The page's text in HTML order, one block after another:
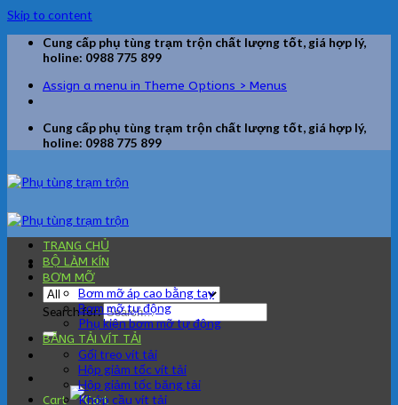
Skip to content
Cung cấp phụ tùng trạm trộn chất lượng tốt, giá hợp lý,
holine: 0988 775 899
Assign a menu in Theme Options > Menus
Cung cấp phụ tùng trạm trộn chất lượng tốt, giá hợp lý,
holine: 0988 775 899
Search for:
Cart
TRANG CHỦ
BỘ LÀM KÍN
BƠM MỠ
Bơm mỡ áp cao bằng tay
Bơm mỡ tự động
Phụ kiện bơm mỡ tự động
BĂNG TẢI VÍT TẢI
Gối treo vít tải
Hộp giảm tốc vít tải
Hộp giảm tốc băng tải
Khớp cầu vít tải